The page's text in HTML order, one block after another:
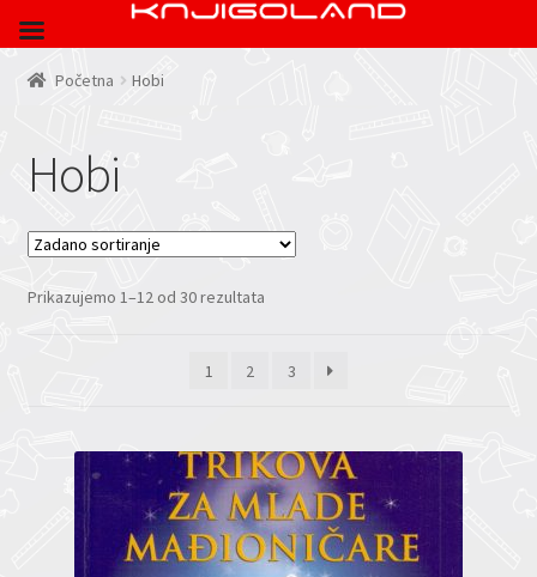
Početna Hobi
Hobi
Prikazujemo 1–12 od 30 rezultata
1 2 3